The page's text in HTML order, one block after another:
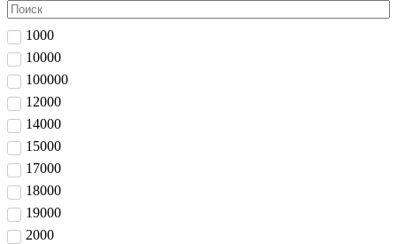
1000
10000
100000
12000
14000
15000
17000
18000
19000
2000